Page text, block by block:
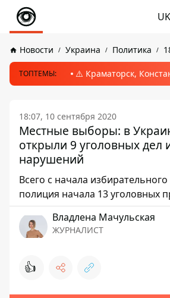
UK
Новости Украина Политика
ТОПТЕМЫ: ⚠️ Краматорск,
18:07, 10 сентября 2020
Местные выборы: в
открыли 9 уголовных дел
нарушений
Всего с начала
полиция начала 13 уголовных
Владлена Мачульская
ЖУРНАЛИСТ
👍